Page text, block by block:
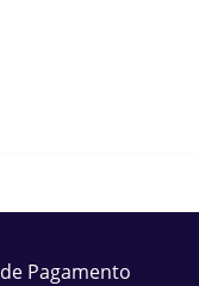
Pagamento